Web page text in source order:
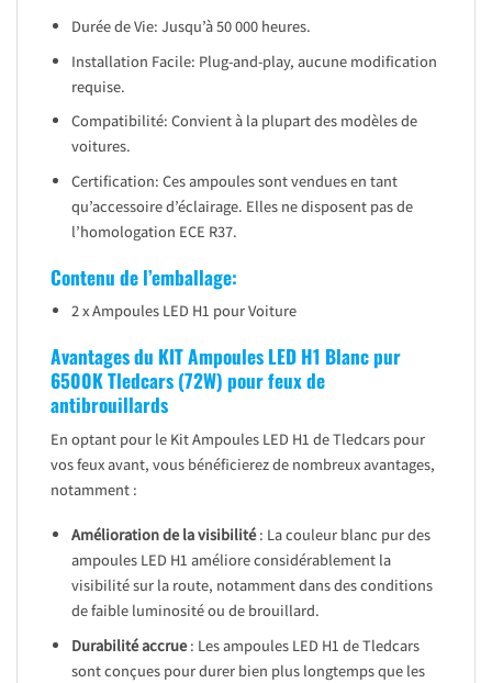
Durée de Vie: Jusqu’à 50 000 heures.
Installation Facile: Plug-and-play, aucune modification
requise.
Compatibilité: Convient à la plupart des modèles de
voitures.
Certification: Ces ampoules sont vendues en tant
qu’accessoire d’éclairage. Elles ne disposent pas de
l’homologation ECE R37.
Contenu de l’emballage:
2 x Ampoules LED H1 pour Voiture
Avantages du KIT Ampoules LED H1 Blanc pur
6500K Tledcars (72W) pour feux de
antibrouillards
En optant pour le Kit Ampoules LED H1 de Tledcars pour
vos feux avant, vous bénéficierez de nombreux avantages,
notamment :
Amélioration de la visibilité: La couleur blanc pur des
ampoules LED H1 améliore considérablement la
visibilité sur la route, notamment dans des conditions
de faible luminosité ou de brouillard.
Durabilité accrue: Les ampoules LED H1 de Tledcars
sont conçues pour durer bien plus longtemps que les